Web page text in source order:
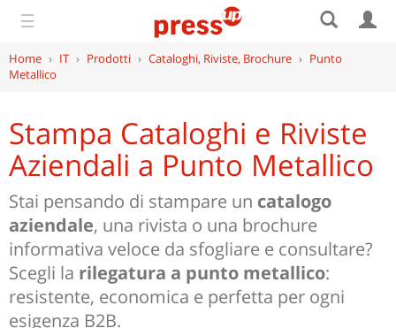
☰
Home › IT › Prodotti › Cataloghi, Riviste, Brochure › Punto
Metallico
Stampa Cataloghi e Riviste
Aziendali a Punto Metallico
Stai pensando di stampare un catalogo
aziendale, una rivista o una brochure
informativa veloce da sfogliare e consultare?
Scegli la rilegatura a punto metallico:
resistente, economica e perfetta per ogni
esigenza B2B.